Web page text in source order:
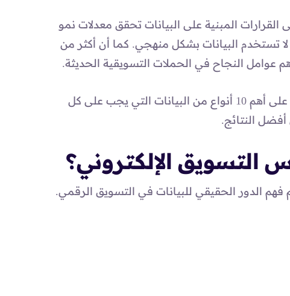
المبنية على البيانات تحقق معدلات نمو
التي لا تستخدم البيانات بشكل منهجي. كما أن أكثر من
، سنتعرف على أهم 10 أنواع من البيانات التي يجب على كل
النتائج.
التسويق الإلكتروني؟
فهم الدور الحقيقي للبيانات في التسويق الرقمي.